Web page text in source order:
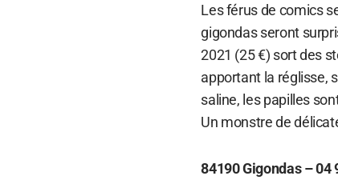
Les férus de comics
gigondas seront
2021 (25 €) sort des
apportant la réglisse,
saline, les papilles
Un monstre de
84190 Gigondas – 04